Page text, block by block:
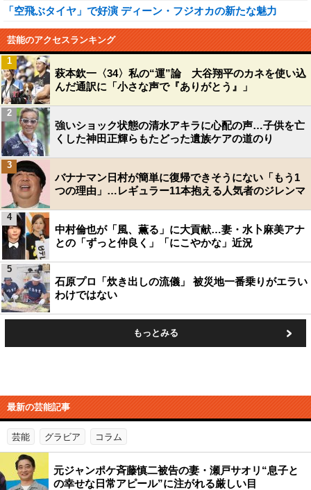
「空飛ぶタイヤ」で好演 ディーン・フジオカの新たな魅力
芸能のアクセスランキング
萩本欽一〈34〉私の“運”論 大谷翔平のカネを使い込
んだ通訳に「小さな声で『ありがとう』」
1
強いショック状態の清水アキラに心配の声…子供を亡
くした神田正輝らもたどった遺族ケアの道のり
2
バナナマン日村が簡単に復帰できそうにない「もう1
つの理由」…レギュラー11本抱える人気者のジレンマ
3
中村倫也が「風、薫る」に大貢献…妻・水卜麻美アナ
との「ずっと仲良く」「にこやかな」近況
4
石原プロ「炊き出しの流儀」 被災地一番乗りがエラい
わけではない
5
もっとみる
最新の芸能記事
芸能 グラビア コラム
元ジャンポケ斉藤慎二被告の妻・瀬戸サオリ“息子と
の幸せな日常アピール”に注がれる厳しい目